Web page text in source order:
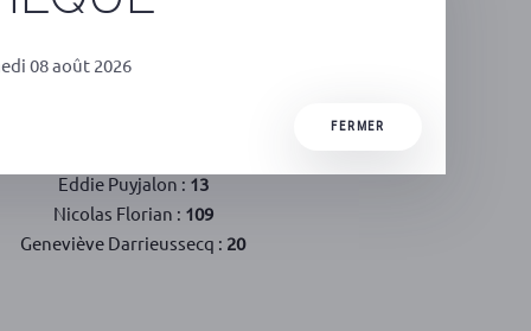
Nuls :
Alain Rousset :
Eddie Puyjalon : 13
Nicolas Florian : 109
Geneviève Darrieussecq : 20
08 août 2026
FERMER